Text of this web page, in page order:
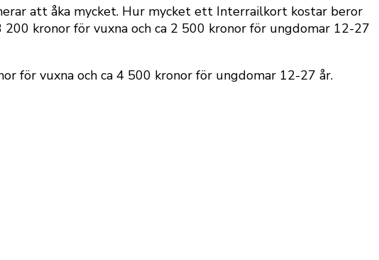
att åka mycket. Hur mycket ett Interrailkort kostar beror
kronor för vuxna och ca 2 500 kronor för ungdomar 12-27
för vuxna och ca 4 500 kronor för ungdomar 12-27 år.